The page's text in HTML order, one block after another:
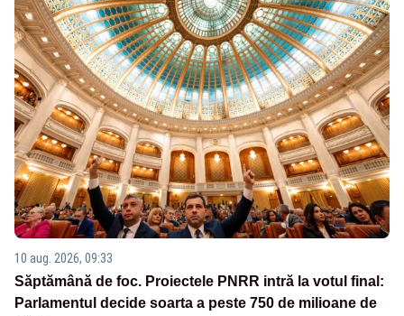
10 aug. 2026, 09:33
Săptămână de foc. Proiectele PNRR intră la votul final:
Parlamentul decide soarta a peste 750 de milioane de